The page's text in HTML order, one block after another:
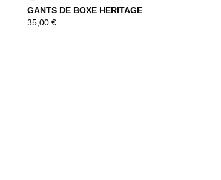
GANTS DE BOXE HERITAGE
35,00 €